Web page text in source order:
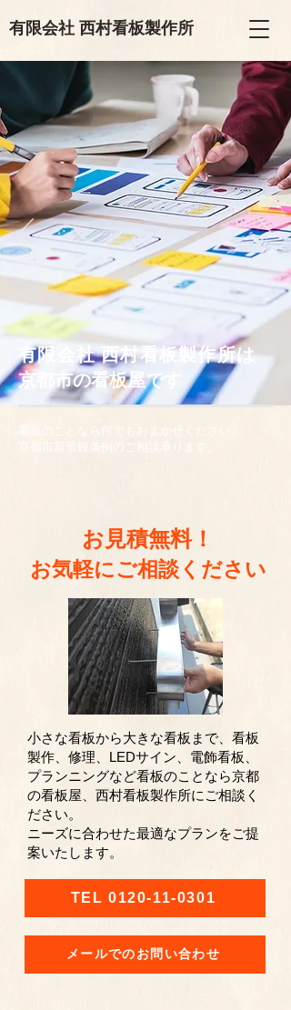
有限会社西村看板製作所
有限会 社西村看板製作所は
京都市の看板屋です
看板のことなら何でもおまかせください。
京都市新景観条例のご相談承ります。
お見積無料！
​お気軽にご相談ください
​小さな看板から大きな看板まで、看板
製作、修理、LEDサイン、電飾看板、
プランニングなど看板のことなら京都
の看板屋、西村看板製作所にご相談く
ださい。
ニーズに合わせた最適なプランをご提
案いたします。
TEL 0120-11-0301
メールでのお問い合わせ